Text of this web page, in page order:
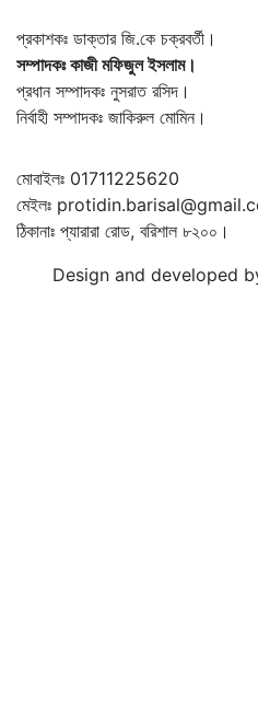
প্রকাশকঃ ডাক্তার জি.কে চক্রবর্তী।
সম্পাদকঃ কাজী মফিজুল ইসলাম।
প্রধান সম্পাদকঃ নুসরাত রসিদ।
নির্বাহী সম্পাদকঃ জাকিরুল মোমিন।
মোবাইলঃ 01711225620
মেইলঃ
ঠিকানাঃ প্যারারা রোড, বরিশাল ৮২০০।
Design and developed